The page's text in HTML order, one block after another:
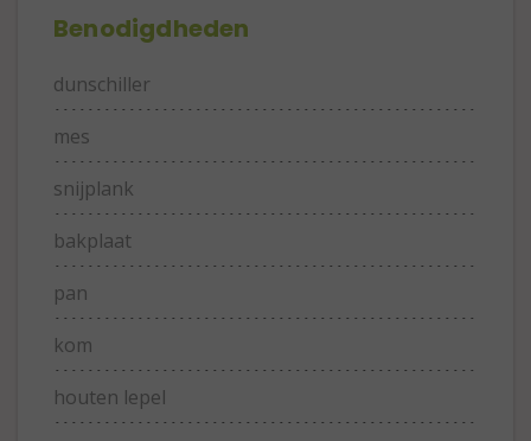
Benodigdheden
dunschiller
mes
snijplank
bakplaat
pan
kom
houten lepel